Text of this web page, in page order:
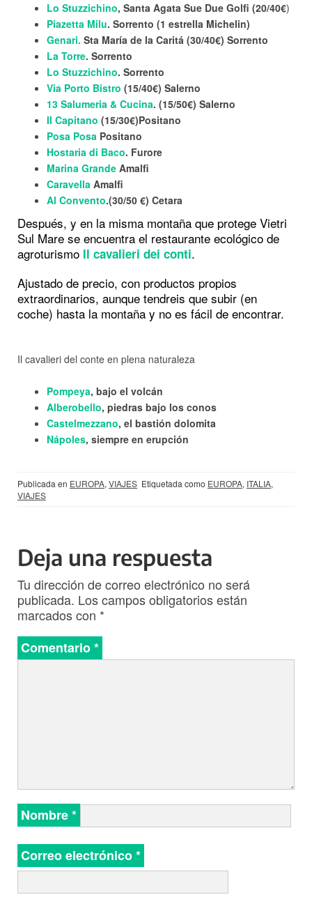
Lo Stuzzichino, Santa Agata Sue Due Golfi (20/40€)
Piazetta Milu. Sorrento (1 estrella Michelin)
Genari. Sta María de la Caritá (30/40€) Sorrento
La Torre. Sorrento
Lo Stuzzichino. Sorrento
Via Porto Bistro (15/40€) Salerno
13 Salumeria & Cucina. (15/50€) Salerno
Il Capitano (15/30€)Positano
Posa Posa Positano
Hostaria di Baco. Furore
Marina Grande Amalfi
Caravella Amalfi
Al Convento.(30/50 €) Cetara
Después, y en la misma montaña que protege Vietri
Sul Mare se encuentra el restaurante ecológico de
agroturismo Il cavalieri dei conti.
Ajustado de precio, con productos propios
extraordinarios, aunque tendreis que subir (en
coche) hasta la montaña y no es fácil de encontrar.
Il cavalieri del conte en plena naturaleza
Pompeya, bajo el volcán
Alberobello, piedras bajo los conos
Castelmezzano, el bastión dolomita
Nápoles, siempre en erupción
Publicada en EUROPA, VIAJES Etiquetada como EUROPA, ITALIA,
VIAJES
Deja una respuesta
Tu dirección de correo electrónico no será
publicada. Los campos obligatorios están
marcados con *
Comentario*
Nombre*
Correo electrónico*